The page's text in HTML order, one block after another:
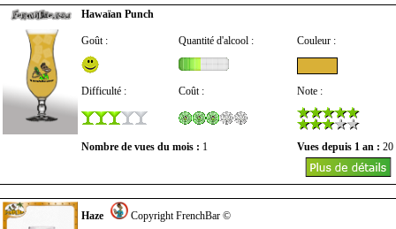
Hawaïan Punch
Goût : Quantité d'alcool : Couleur :
Difficulté : Coût : Note :
Nombre de vues du mois : 1 Vues depuis 1 an : 20
Haze Copyright FrenchBar ©